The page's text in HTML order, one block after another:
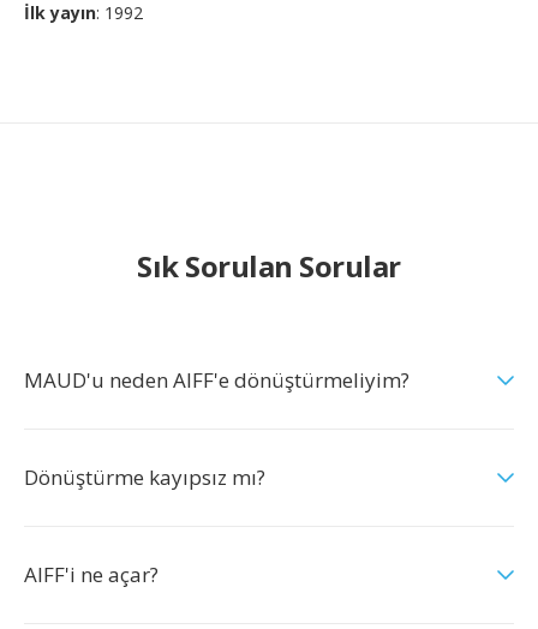
İlk yayın: 1992
Sık Sorulan Sorular
MAUD'u neden AIFF'e dönüştürmeliyim?
Dönüştürme kayıpsız mı?
AIFF'i ne açar?